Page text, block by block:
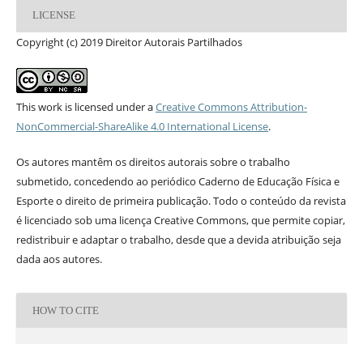
LICENSE
Copyright (c) 2019 Direitor Autorais Partilhados
This work is licensed under aCreative Commons Attribution-
NonCommercial-ShareAlike 4.0 International License.
Os autores mantêm os direitos autorais sobre o trabalho
submetido, concedendo ao periódico Caderno de Educação Física e
Esporte o direito de primeira publicação. Todo o conteúdo da revista
é licenciado sob uma licença Creative Commons, que permite copiar,
redistribuir e adaptar o trabalho, desde que a devida atribuição seja
dada aos autores.
HOW TO CITE